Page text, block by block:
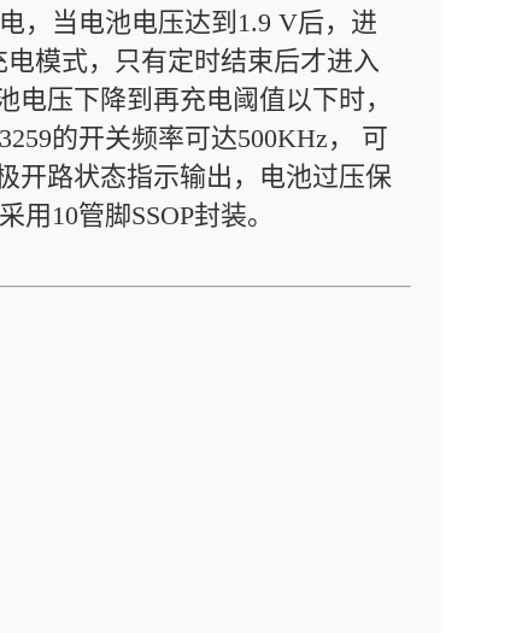
，当电池电压达到1.9 V后，进
模式，只有定时结束后才进入
压下降到再充电阈值以下时，
的开关频率可达500KHz， 可
开路状态指示输出，电池过压保
10管脚SSOP封装。